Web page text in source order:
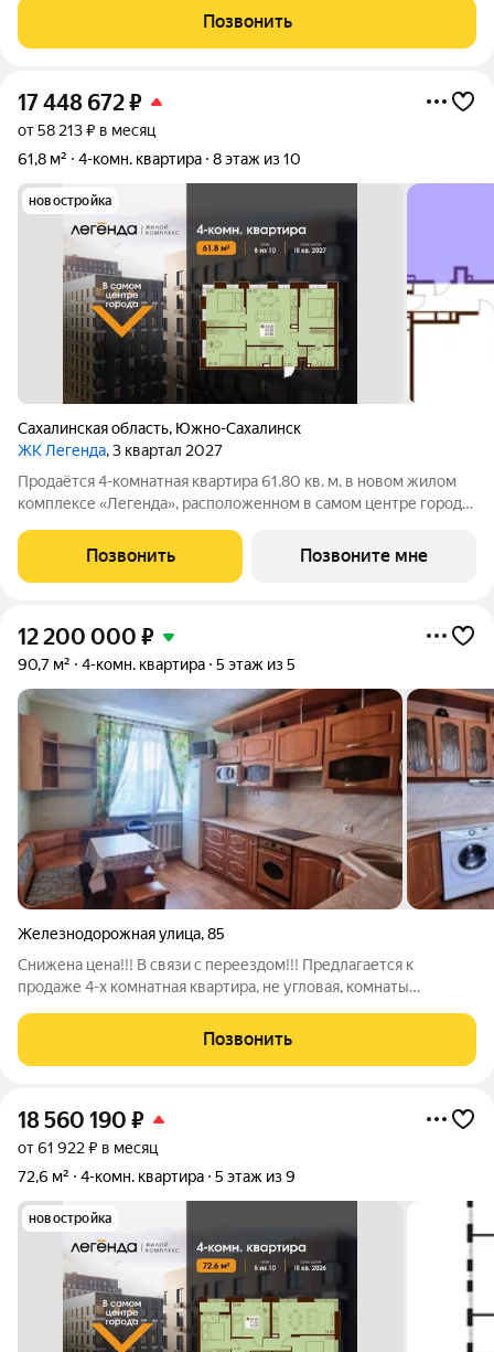
комнаты,одна смежная, большая кухня, есть кладовая, окна и
большая лоджия ПВХ, ориентированы
Позвонить
17 448 672₽
от 58 213 ₽ в месяц
61,8 м²
4-комн. квартира 8 этаж из 10
новостройка
Сахалинская область, Южно-Сахалинск
ЖК Легенда, 3 квартал 2027
Продаётся 4-комнатная квартира 61.80 кв. м. в новом жилом
комплексе «Легенда», расположенном в самом центре города
им. Космонавта Поповича. Жилой комплекс бизнес-класса
Позвонить Позвоните мне
12 200 000 ₽
90,7 м² 4-комн. квартира 5 этаж из 5
Железнодорожная улица,85
Снижена цена!!! В связи с переездом!!! Предлагается к
продаже 4-х комнатная квартира, не угловая, комнаты
выходом на чердачное помещение), с/у раздельный. В
квартире сделан косметический
Позвонить
18 560 190 ₽
от 61 922 ₽ в месяц
72,6 м²
4-комн. квартира 5 этаж из 9
новостройка